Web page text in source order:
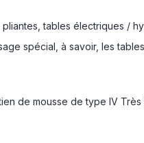
tables électriques /
spécial, à savoir, les
de mousse de type IV